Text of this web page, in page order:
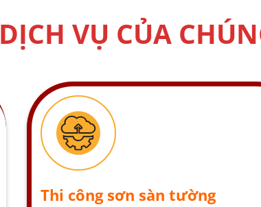
DỊCH VỤ CỦA
Thi công sơn sàn tường